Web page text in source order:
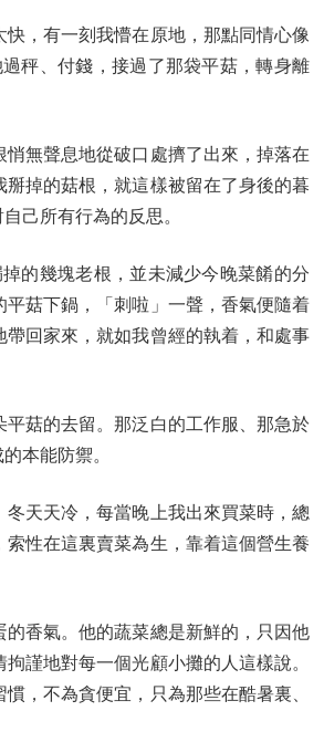
，有一刻我懵在原地，那點同情心像
秤、付錢，接過了那袋平菇，轉身離
無聲息地從破口處擠了出來，掉落在
掉的菇根，就這樣被留在了身後的暮
己所有行為的反思。
的幾塊老根，並未減少今晚菜餚的分
菇下鍋，「刺啦」一聲，香氣便隨着
回家來，就如我曾經的執着，和處事
菇的去留。那泛白的工作服、那急於
本能防禦。
天天冷，每當晚上我出來買菜時，總
性在這裏賣菜為生，靠着這個營生養
香氣。他的蔬菜總是新鮮的，只因他
謹地對每一個光顧小攤的人這樣說。
，不為貪便宜，只為那些在酷暑裏、